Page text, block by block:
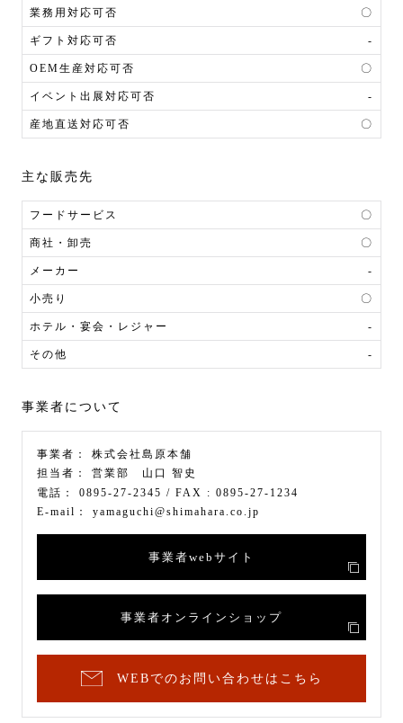
業務用対応可否 〇
ギフト対応可否 -
OEM生産対応可否 〇
イベント出展対応可否 -
産地直送対応可否 〇
主な販売先
フードサービス 〇
商社・卸売 〇
メーカー -
小売り 〇
ホテル・宴会・レジャー -
その他 -
事業者について
事業者： 株式会社島原本舗
担当者： 営業部 山口 智史
電話： 0895-27-2345 / FAX : 0895-27-1234
E-mail： yamaguchi@shimahara.co.jp
事業者webサイト
事業者オンラインショップ
WEBでのお問い合わせはこちら